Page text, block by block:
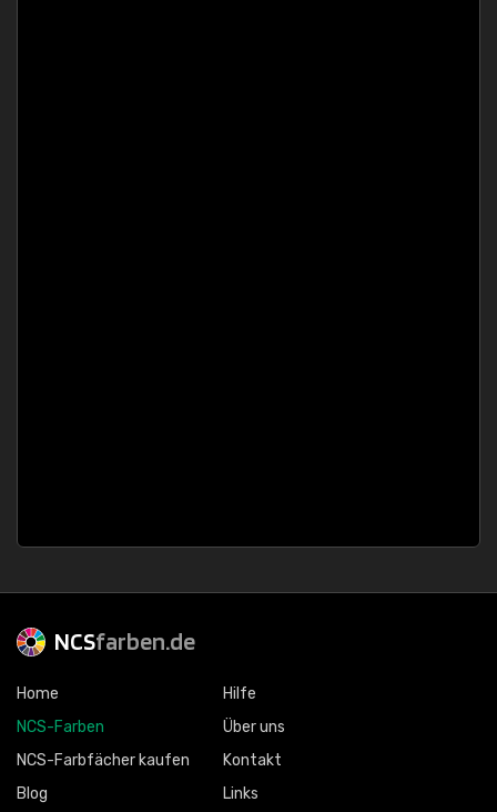
NCSfarben.de
Home
NCS-Farben
NCS-Farbfächer kaufen
Blog
Hilfe
Über uns
Kontakt
Links